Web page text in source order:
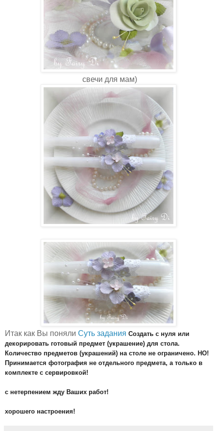
свечи для мам)
Итак как Вы поняли Суть задания Создать с нуля или
декорировать готовый предмет (украшение) для стола.
Количество предметов (украшений) на столе не ограничено. НО!
Принимается фотография не отдельного предмета, а только в
комплекте с сервировкой!
с нетерпением жду Ваших работ!
хорошего настроения!